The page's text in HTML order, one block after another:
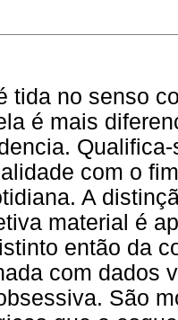
tida no senso
é mais
com o
A
material é
então da
com dados
São